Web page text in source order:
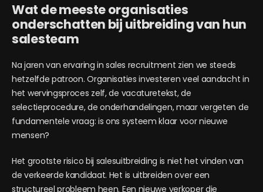
Wat de meeste organisaties
onderschatten bij uitbreiding van hun
salesteam
Na jaren van ervaring in sales recruitment zien we steeds
hetzelfde patroon. Organisaties investeren veel aandacht in
het wervingsproces zelf, de vacaturetekst, de
selectieprocedure, de onderhandelingen, maar vergeten de
fundamentele vraag: is ons systeem klaar voor nieuwe
mensen?
Het grootste risico bij salesuitbreiding is niet het vinden van
de verkeerde kandidaat. Het is uitbreiden over een
structureel probleem heen. Een nieuwe verkoper die